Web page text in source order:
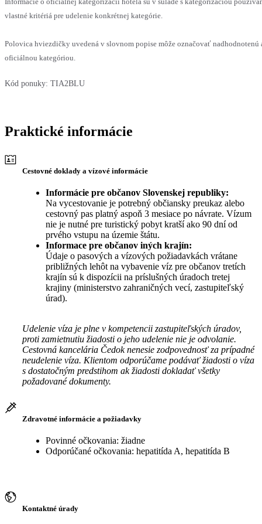
vlastné kritériá pre udelenie konkrétnej kategórie.
Polovica hviezdičky uvedená v slovnom popise môže označovať
oficiálnou kategóriou.
Kód ponuky: TIA2BLU
Praktické informácie
Cestovné doklady a vízové informácie
Informácie pre občanov Slovenskej republiky:
Na vycestovanie je potrebný občiansky preukaz alebo
cestovný pas platný aspoň 3 mesiace po návrate. Vízum
nie je nutné pre turistický pobyt kratší ako 90 dní od
prvého vstupu na územie štátu.
Informace pre občanov iných krajín:
Údaje o pasových a vízových požiadavkách vrátane
približných lehôt na vybavenie víz pre občanov tretích
krajín sú k dispozícii na príslušných úradoch tretej
krajiny (ministerstvo zahraničných vecí, zastupiteľský
úrad).
Udelenie víza je plne v kompetencii zastupiteľských úradov,
proti zamietnutiu žiadosti o jeho udelenie nie je odvolanie.
Cestovná kancelária Čedok nenesie zodpovednosť za prípadné
neudelenie víza. Klientom odporúčame podávať žiadosti o víza
s dostatočným predstihom ak žiadosti dokladať všetky
požadované dokumenty.
Zdravotné informácie a požiadavky
Povinné očkovania: žiadne
Odporúčané očkovania: hepatitída A, hepatitída B
Kontaktné úrady